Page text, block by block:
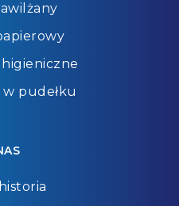
pudełku